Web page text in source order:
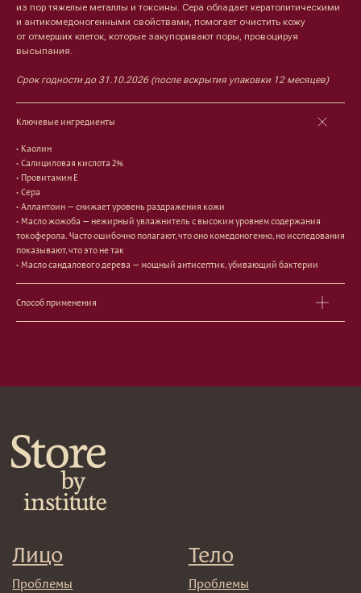
из пор тяжелые металлы и токсины. Сера обладает кератолитическими
и антикомедоногенными свойствами, помогает очистить кожу
от отмерших клеток, которые закупоривают поры, провоцируя
высыпания.
Срок годности до 31.10.2026 (после вскрытия упаковки 12 месяцев)
Ключевые ингредиенты
• Каолин
• Салициловая кислота 2%
• Провитамин Е
• Сера
• Аллантоин — снижает уровень раздражения кожи
• Масло жожоба — нежирный увлажнитель с высоким уровнем содержания
токоферола. Часто ошибочно полагают, что оно комедоногенно, но исследования
показывают, что это не так
• Масло сандалового дерева — мощный антисептик, убивающий бактерии
Способ применения
Тело
Уход за ногами
Средства для ванны
Сертификаты
Клиентам
Система лояльности
Доставка и самовывоз
Оплата и возврат
Согласие на обработку
персональных данных
Договор оферта
Реквизиты и контакты
Подписаться
Лицо
Очищение
Сыворотки/ эссенции
Ретинол
Защита от солнца
Тонизация
Восстановление
Маски и патчи
Уход за губами
Декоротивная косметика
Волосы
Проблемы
Шампуни